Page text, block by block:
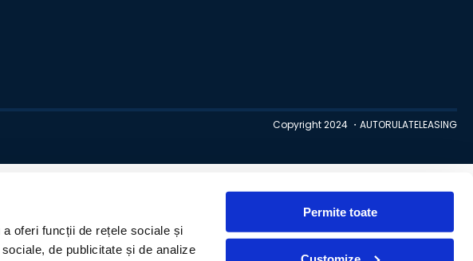
oferi funcții de rețele sociale și
de publicitate și de analize
Permite toate
Copyright 2024 ・AUTORULATELEASING